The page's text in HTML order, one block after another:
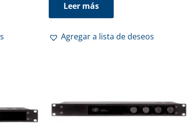
Leer más
Agregar a lista de deseos